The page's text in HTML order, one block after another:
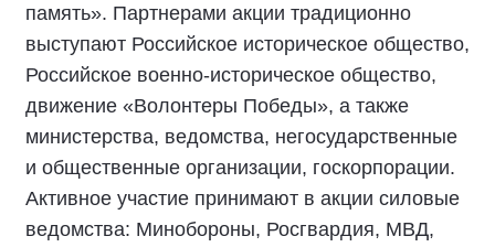
память». Партнерами акции традиционно
выступают Российское историческое общество,
Российское военно-историческое общество,
движение «Волонтеры Победы», а также
министерства, ведомства, негосударственные
и общественные организации, госкорпорации.
Активное участие принимают в акции силовые
ведомства: Минобороны, Росгвардия, МВД,